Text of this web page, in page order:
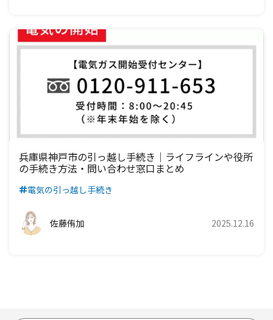
兵庫県神戸市の引っ越し手続き｜ライフラインや役所
の手続き方法・問い合わせ窓口まとめ
電気の引っ越し手続き
佐藤侑加 2025.12.16